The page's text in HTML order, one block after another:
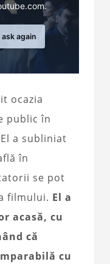
again
ocazia
public în
a subliniat
în
se pot
filmului. El a
acasă, cu
că
cu